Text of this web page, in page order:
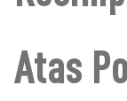
Atas